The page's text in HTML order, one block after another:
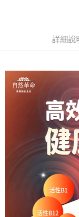
AFTEE先享後付
AFTEE先享後付是「在
便利好安心！
１．簡單：不需註冊會
２．便利：只要手機號
３．安心：先確認商品
【「AFTEE先享後付」
１．於結帳方式選擇「
結帳頁面，進行簡訊認
２．訂單成立數日內，
３．收到繳費通知簡訊
ATM／網路銀行／等多
※ 請注意：結帳手續完
購買商品的店家。未經
後付繳納相關費用。
※ 交易是否成功請以「
全家取貨付款
每筆NT$70，滿
7-11取貨付款
每筆NT$70，滿
每筆NT$80，滿
郵局（離島配送）
詳細說